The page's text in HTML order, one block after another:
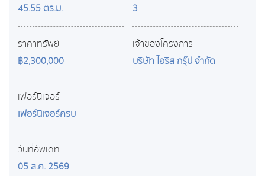
45.55 ตร.ม.
ราคาทรัพย์
฿2,300,000
เฟอร์นิเจอร์
เฟอร์นิเจอร์ครบ
วันที่อัพเดท
05 ส.ค. 2569
3
เจ้าของโครงการ
บริษัท ไอริส กรุ๊ป จำกัด